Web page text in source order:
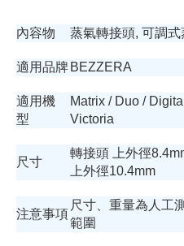
內容物 蒸氣轉接頭, 可調式
適用品牌 BEZZERA
適用機
型
Matrix / Duo /
Victoria
尺寸
轉接頭 上外徑
上外徑10.4mm
注意事項
尺寸、重量為人工
範圍